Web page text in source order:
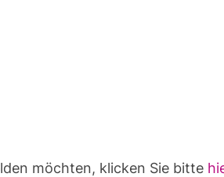
möchten, klicken Sie bitte